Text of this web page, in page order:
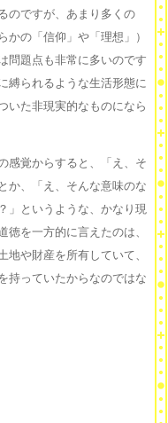
のですが、あまり多くの
かの「信仰」や「理想」）
問題点も非常に多いのです
縛られるような生活形態に
いた非現実的なものになら
感覚からすると、「え、そ
か、「え、そんな意味のな
」というような、かなり現
を一方的に言えたのは、
や財産を所有していて、
持っていたからなのではな